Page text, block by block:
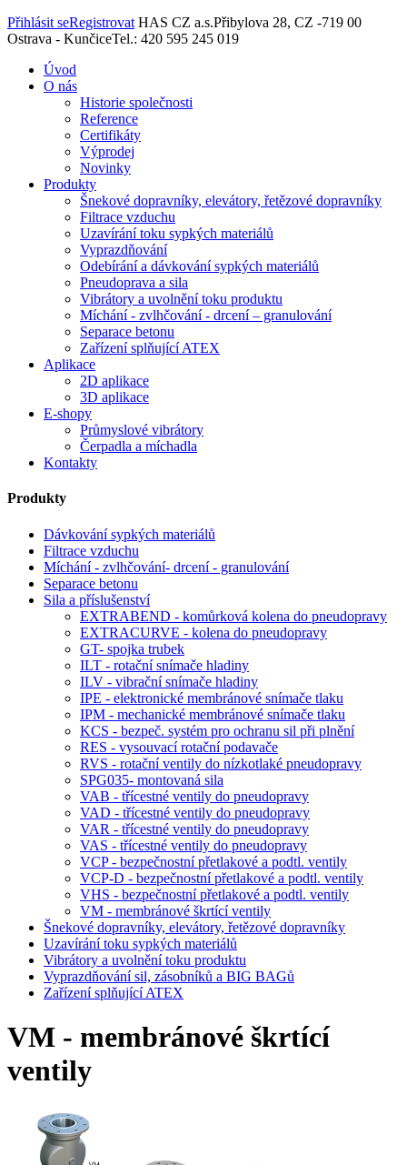
Přihlásit seRegistrovat HAS CZ a.s.Přibylova 28, CZ -719 00
Ostrava - KunčiceTel.: 420 595 245 019
Úvod
O nás
Historie společnosti
Reference
Certifikáty
Výprodej
Novinky
Produkty
Šnekové dopravníky, elevátory, řetězové dopravníky
Filtrace vzduchu
Uzavírání toku sypkých materiálů
Vyprazdňování
Odebírání a dávkování sypkých materiálů
Pneudoprava a sila
Vibrátory a uvolnění toku produktu
Míchání - zvlhčování - drcení – granulování
Separace betonu
Zařízení splňující ATEX
Aplikace
2D aplikace
3D aplikace
E-shopy
Průmyslové vibrátory
Čerpadla a míchadla
Kontakty
Produkty
Dávkování sypkých materiálů
Filtrace vzduchu
Míchání - zvlhčování- drcení - granulování
Separace betonu
Sila a příslušenství
EXTRABEND - komůrková kolena do pneudopravy
EXTRACURVE - kolena do pneudopravy
GT- spojka trubek
ILT - rotační snímače hladiny
ILV - vibrační snímače hladiny
IPE - elektronické membránové snímače tlaku
IPM - mechanické membránové snímače tlaku
KCS - bezpeč. systém pro ochranu sil při plnění
RES - vysouvací rotační podavače
RVS - rotační ventily do nízkotlaké pneudopravy
SPG035- montovaná sila
VAB - třícestné ventily do pneudopravy
VAD - třícestné ventily do pneudopravy
VAR - třícestné ventily do pneudopravy
VAS - třícestné ventily do pneudopravy
VCP - bezpečnostní přetlakové a podtl. ventily
VCP-D - bezpečnostní přetlakové a podtl. ventily
VHS - bezpečnostní přetlakové a podtl. ventily
VM - membránové škrtící ventily
Šnekové dopravníky, elevátory, řetězové dopravníky
Uzavírání toku sypkých materiálů
Vibrátory a uvolnění toku produktu
Vyprazdňování sil, zásobníků a BIG BAGů
Zařízení splňující ATEX
VM - membránové škrtící
ventily